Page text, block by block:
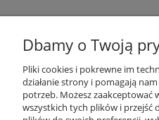
WARUNKI
OBSŁUGA
Dbamy o Twoją
Pliki cookies i pokrewne im
działanie strony i pomagają
potrzeb. Możesz zaakceptować
wszystkich tych plików i przejść